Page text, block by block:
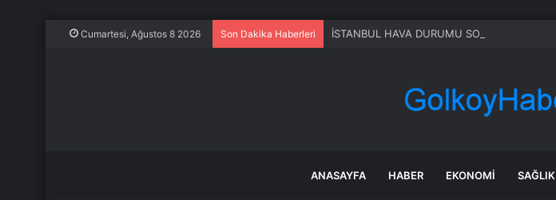
Cumartesi, Ağustos 8 2026 Son Dakika Haberleri
ANASAYFA HABER EKONOMI SAĞLIK